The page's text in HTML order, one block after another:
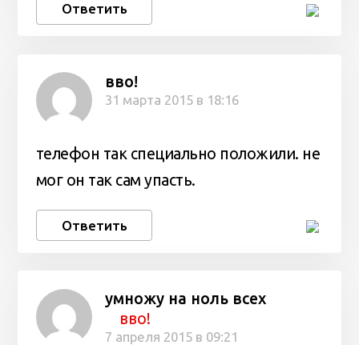
Ответить
вво!
31 марта 2015 в 18:16
телефон так специально положили. не
мог он так сам упасть.
Ответить
умножу на ноль всех
вво!
7 апреля 2015 в 09:21